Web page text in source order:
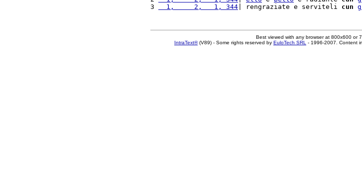
3
  1,     2,   1, 344
| rengraziate e serviteli cun
Best viewed with any browser at 800x600 or
IntraText®(V89) - Some rights reserved by EuloTech SRL - 1996-2007. Content